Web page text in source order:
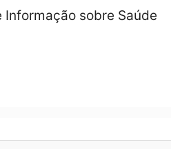
Informação sobre Saúde